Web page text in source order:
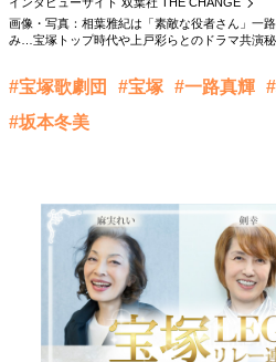
インタビューサイト 双葉社 THE CHANGE
画像・写真：相葉雅紀は「素敵な役者さん」一
み…宝塚トップ時代や上戸彩らとのドラマ共演秘
#宝塚歌劇団 #宝塚 #一路真輝
#坂本冬美